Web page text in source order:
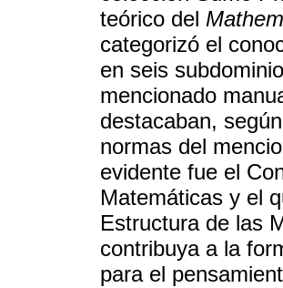
teórico del
categorizó el
en seis
mencionado
destacaban,
normas del
evidente fue el
Matemáticas y el
Estructura de las
contribuya a la
para el